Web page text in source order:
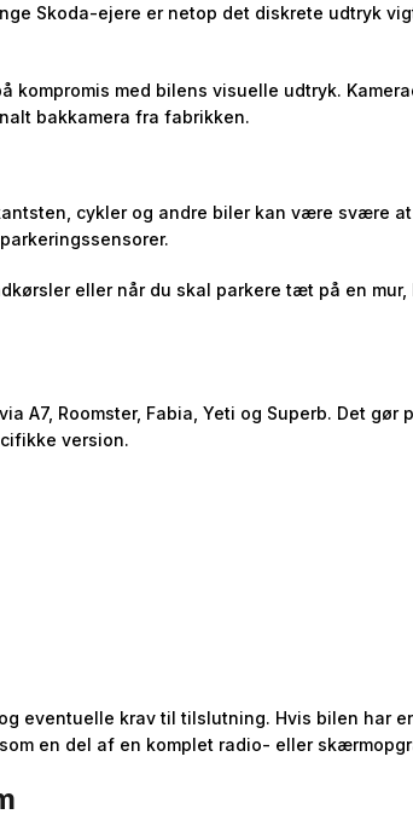
Skoda-ejere er netop det diskrete udtryk
med bilens visuelle udtryk.
bakkamera fra fabrikken.
cykler og andre biler kan være svære
eller når du skal parkere tæt på en
A7, Roomster, Fabia, Yeti og Superb. Det
version.
eventuelle krav til tilslutning. Hvis bilen har
en del af en komplet radio- eller